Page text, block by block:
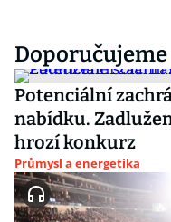
Doporučujeme
Potenciální
nabídku.
hrozí konkurz
Průmysl a energetika